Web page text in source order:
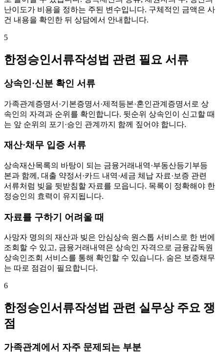
난이도가 비용을 정하는 주된 변수입니다. 구체적인 금액은 사
건 내용을 확인한 뒤 상담에서 안내합니다.
5
한정승인서류작성법 관련 필요 서류
상속인·신분 확인 서류
가족관계증명서·기본증명서·제적등본·혼인관계증명서로 상
속인의 자격과 순위를 확인합니다. 뒷순위 상속인이 신고할 때
는 앞 순위의 포기·승인 관계까지 함께 짚어야 합니다.
재산·채무 입증 서류
상속재산목록의 바탕이 되는 금융거래내역·부동산등기부등
본과 함께, 대출 약정서·카드 내역·세금 체납 자료·보증 관련
서류처럼 빚을 뒷받침할 자료를 모읍니다. 목록이 정확해야 한
정승인의 효력이 유지됩니다.
자료를 구하기 어려울 때
사망자 명의의 재산과 빚은 안심상속 원스톱 서비스로 한 번에
조회할 수 있고, 금융거래내역은 상속인 자격으로 금융감독원
상속인조회 서비스를 통해 확인할 수 있습니다. 숨은 보증채무
는 따로 점검이 필요합니다.
6
한정승인서류작성법 관련 실무상 주요 쟁
점
가족관계에서 자주 문제되는 부분